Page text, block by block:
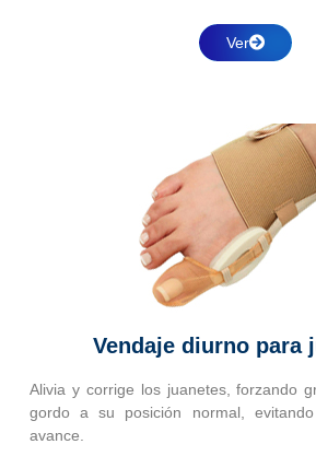
Ver
Vendaje diurno para
Alivia y corrige los juanetes, forzando
gordo a su posición normal,
avance.